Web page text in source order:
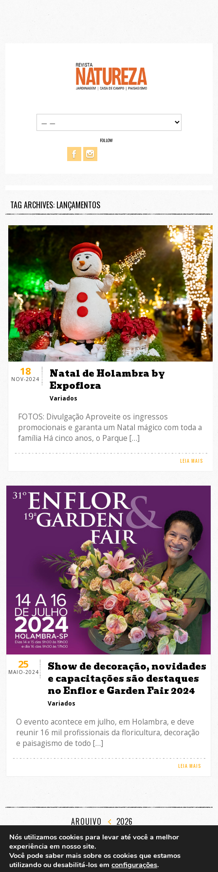
FOLLOW
TAG ARCHIVES: LANÇAMENTOS
18
NOV-2024
Natal de Holambra by
Expoflora
Variados
FOTOS: Divulgação Aproveite os ingressos
promocionais e garanta um Natal mágico com toda a
família Há cinco anos, o Parque […]
LEIA MAIS
25
MAIO-2024
Show de decoração, novidades
e capacitações são destaques
no Enflor e Garden Fair 2024
Variados
O evento acontece em julho, em Holambra, e deve
reunir 16 mil profissionais da floricultura, decoração
e paisagismo de todo […]
LEIA MAIS
ARQUIVO 2026
Nós utilizamos cookies para levar até você a melhor
experiência em nosso site.
Você pode saber mais sobre os cookies que estamos
utilizando ou desabilitá-los em configurações.